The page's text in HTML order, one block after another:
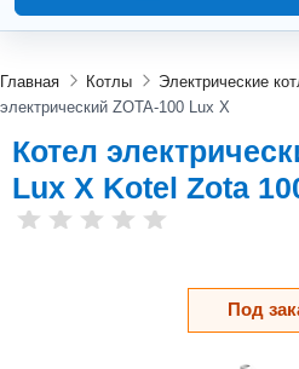
Главная Котлы Электрические
электрический ZOTA-100 Lux X
Котел
Lux X Kotel Zota
Под